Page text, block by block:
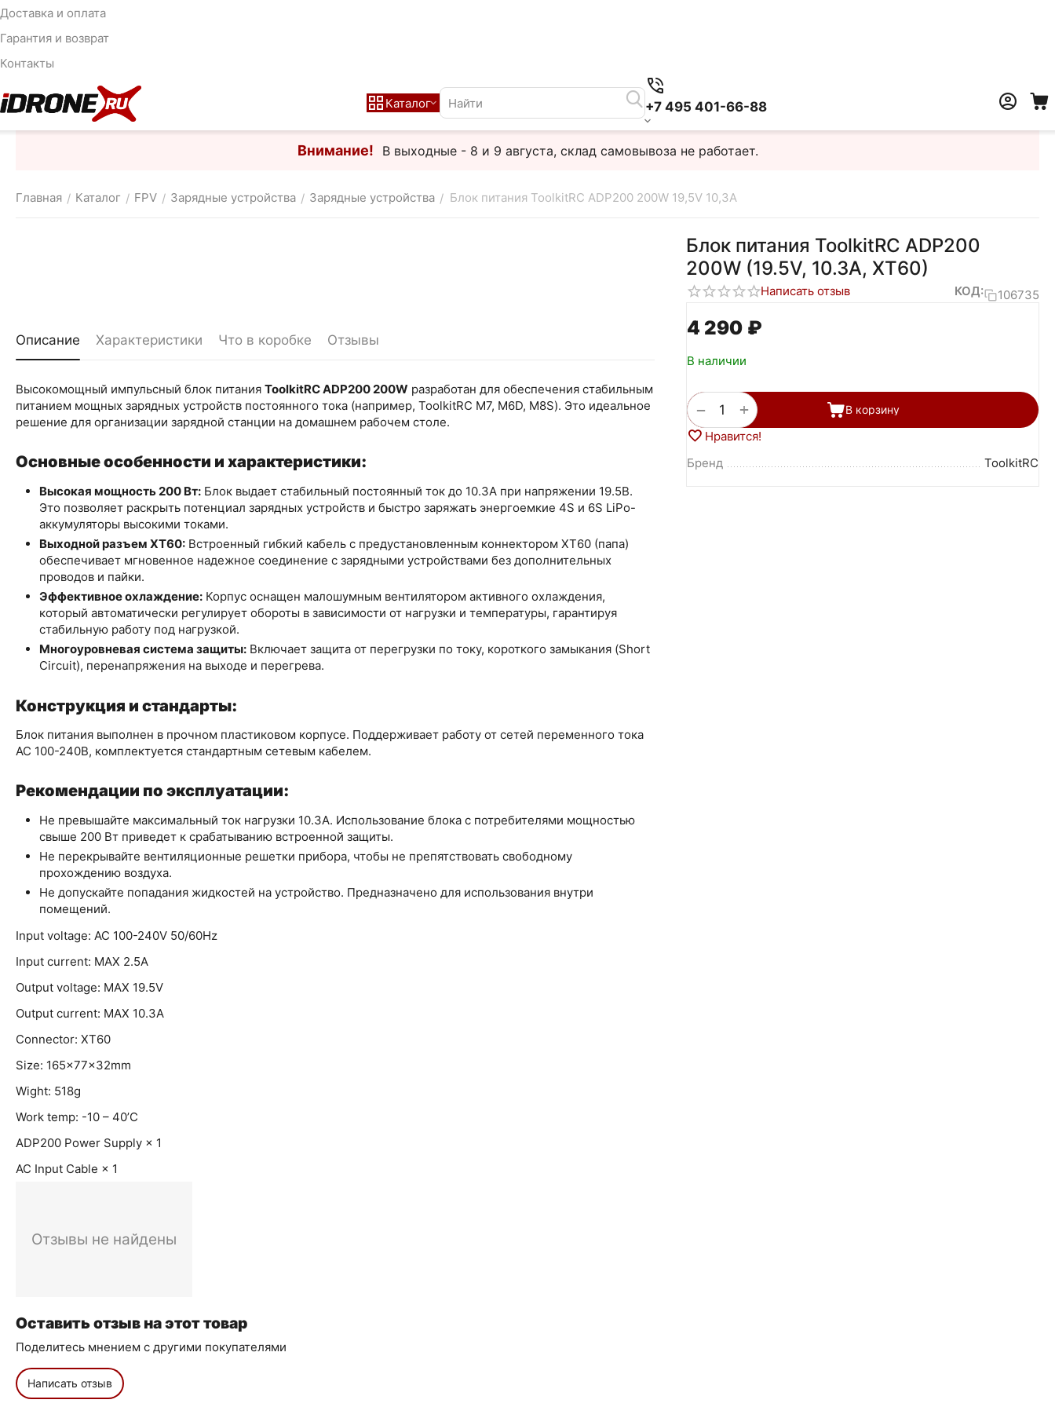
Доставка и оплата
Гарантия и возврат
Контакты
Каталог +7 495 401-66-88
Внимание! В выходные - 8 и 9 августа, склад самовывоза не работает.
Главная / Каталог / FPV / Зарядные устройства / Зарядные устройства / Блок питания ToolkitRC ADP200 200W 19,5V 10,3А
Блок питания ToolkitRC ADP200
200W (19.5V, 10.3A, XT60)
Написать отзыв КОД: 106735
4 290 ₽
В наличии
+
− В корзину
Нравится!
Бренд
ToolkitRC
Описание Характеристики Что в коробке Отзывы
Высокомощный импульсный блок питания ToolkitRC ADP200 200W разработан для обеспечения стабильным
питанием мощных зарядных устройств постоянного тока (например, ToolkitRC M7, M6D, M8S). Это идеальное
решение для организации зарядной станции на домашнем рабочем столе.
Основные особенности и характеристики:
Высокая мощность 200 Вт: Блок выдает стабильный постоянный ток до 10.3А при напряжении 19.5В.
Это позволяет раскрыть потенциал зарядных устройств и быстро заряжать энергоемкие 4S и 6S LiPo-
аккумуляторы высокими токами.
Выходной разъем XT60: Встроенный гибкий кабель с предустановленным коннектором XT60 (папа)
обеспечивает мгновенное надежное соединение с зарядными устройствами без дополнительных
проводов и пайки.
Эффективное охлаждение: Корпус оснащен малошумным вентилятором активного охлаждения,
который автоматически регулирует обороты в зависимости от нагрузки и температуры, гарантируя
стабильную работу под нагрузкой.
Многоуровневая система защиты: Включает защита от перегрузки по току, короткого замыкания (Short
Circuit), перенапряжения на выходе и перегрева.
Конструкция и стандарты:
Блок питания выполнен в прочном пластиковом корпусе. Поддерживает работу от сетей переменного тока
AC 100-240В, комплектуется стандартным сетевым кабелем.
Рекомендации по эксплуатации:
Не превышайте максимальный ток нагрузки 10.3А. Использование блока с потребителями мощностью
свыше 200 Вт приведет к срабатыванию встроенной защиты.
Не перекрывайте вентиляционные решетки прибора, чтобы не препятствовать свободному
прохождению воздуха.
Не допускайте попадания жидкостей на устройство. Предназначено для использования внутри
помещений.
Input voltage: AC 100-240V 50/60Hz
Input current: MAX 2.5A
Output voltage: MAX 19.5V
Output current: MAX 10.3A
Connector: XT60
Size: 165×77×32mm
Wight: 518g
Work temp: -10 – 40’C
ADP200 Power Supply × 1
AC Input Cable × 1
Отзывы не найдены
Оставить отзыв на этот товар
Поделитесь мнением с другими покупателями
Написать отзыв